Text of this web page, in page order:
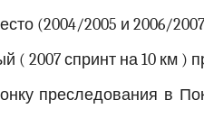
(2004/2005 и 2006/
( 2007 спринт на 10 км )
преследования в